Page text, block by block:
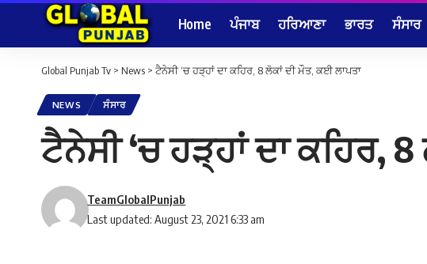
Home ਪੰਜਾਬ ਹਰਿਆਣਾ ਭਾਰਤ ਸੰਸਾਰ
Global Punjab Tv > News > ਟੈਨੇਸੀ ‘ਚ ਹੜ੍ਹਾਂ ਦਾ ਕਹਿਰ, 8 ਲੋਕਾਂ ਦੀ ਮੌਤ, ਕਈ ਲਾਪਤਾ
NEWS ਸੰਸਾਰ
ਟੈਨੇਸੀ ‘ਚ ਹੜ੍ਹਾਂ ਦਾ ਕਹਿਰ,
Last updated: August 23, 2021 6:33 am
TeamGlobalPunjab